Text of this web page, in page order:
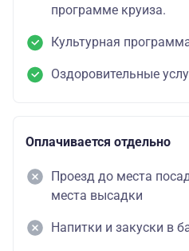
программе круиза.
Культурная
Оздоровительные
Оплачивается отдельно
Проезд до места
места высадки
Напитки и закуски в